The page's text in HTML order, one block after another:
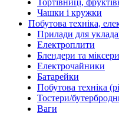
Тортівниці,
Чашки і кружки
Побутова техніка,
Прилади для
Електроплити
Блендери та міксери
Електрочайники
Батарейки
Побутова техніка
Тостери/
Ваги